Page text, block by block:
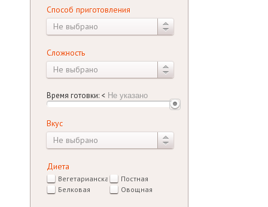
Способ приготовления
Не выбрано
Сложность
Не выбрано
Время готовки: <
Вкус
Не выбрано
Диета
Вегетарианская
Постная
Белковая
Овощная